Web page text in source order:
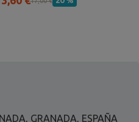
GRANADA, ESPAÑA